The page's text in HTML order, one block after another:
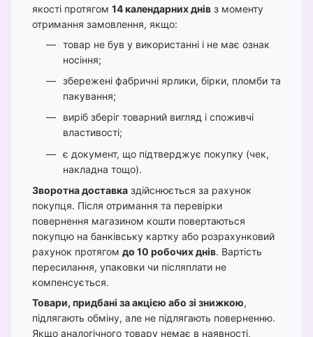
якості протягом 14 календарних днів з моменту
отримання замовлення, якщо:
товар не був у використанні і не має ознак
носіння;
збережені фабричні ярлики, бірки, пломби та
пакування;
виріб зберіг товарний вигляд і споживчі
властивості;
є документ, що підтверджує покупку (чек,
накладна тощо).
Зворотна доставка здійснюється за рахунок
покупця. Після отримання та перевірки
повернення магазином кошти повертаються
покупцю на банківську картку або розрахунковий
рахунок протягом до 10 робочих днів. Вартість
пересилання, упаковки чи післяплати не
компенсується.
Товари, придбані за акцією або зі знижкою,
підлягають обміну, але не підлягають поверненню.
Якщо аналогічного товару немає в наявності,